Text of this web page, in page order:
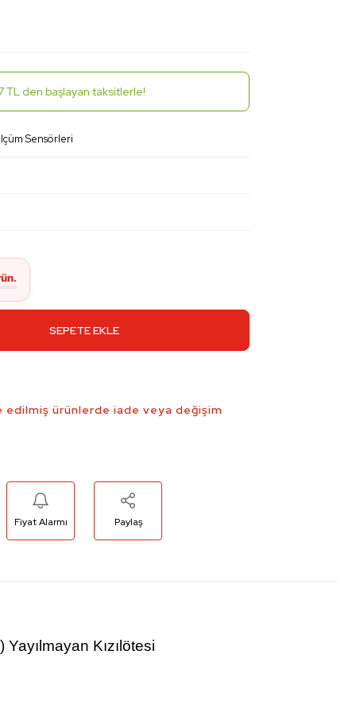
TL den başlayan taksitlerle!
Sensörleri
SEPETE EKLE
edilmiş ürünlerde iade veya değişim
Fiyat Alarmı Paylaş
Kızılötesi